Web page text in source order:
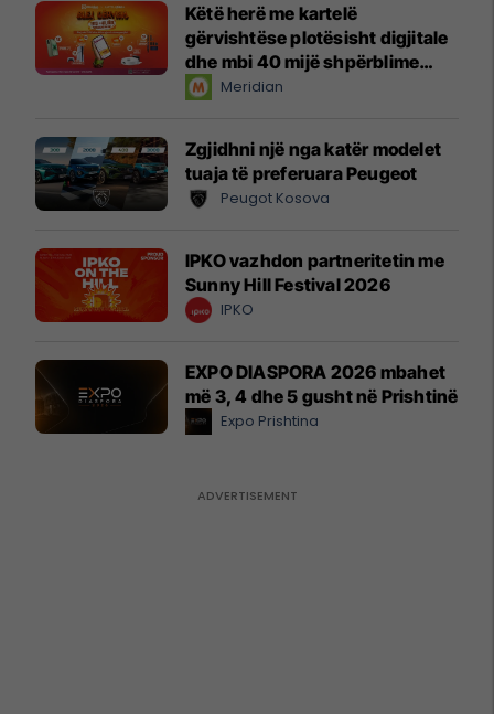
Këtë herë me kartelë
gërvishtëse plotësisht digjitale
dhe mbi 40 mijë shpërblime
instant!Meridian
Zgjidhni një nga katër modelet
tuaja të preferuara Peugeot
Peugot Kosova
IPKO vazhdon partneritetin me
Sunny Hill Festival 2026
IPKO
EXPO DIASPORA 2026 mbahet
më 3, 4 dhe 5 gusht në Prishtinë
Expo Prishtina